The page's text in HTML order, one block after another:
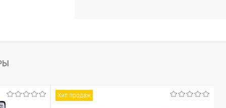
Хит продаж